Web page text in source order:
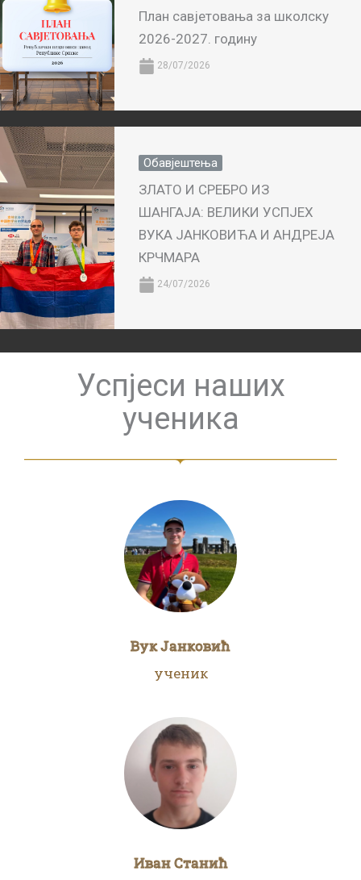
План савјетовања за школску
2026-2027. годину
28/07/2026
Обавјештења
ЗЛАТО И СРЕБРО ИЗ
ШАНГАЈА: ВЕЛИКИ УСПЈЕХ
ВУКА ЈАНКОВИЋА И АНДРЕЈА
КРЧМАРА
24/07/2026
Успјеси наших
ученика
Вук Јанковић
ученик
Иван Станић